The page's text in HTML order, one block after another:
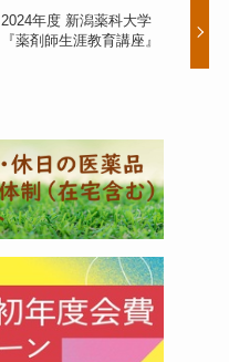
2024年度 新潟薬科大学
『薬剤師生涯教育講座』